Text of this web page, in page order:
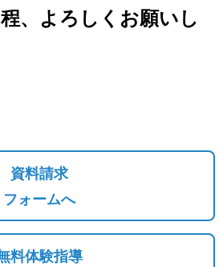
、
よろしくお願いし
資料請求
フォームへ
料体験指導